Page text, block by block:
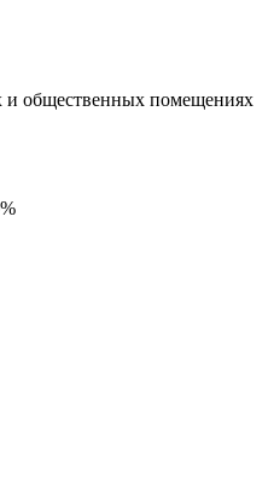
общественных помещениях